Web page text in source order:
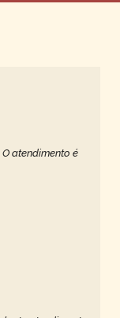
atendimento é